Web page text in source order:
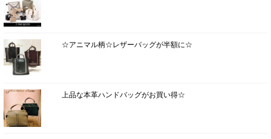
☆アニマル柄☆レザーバッグが半額に☆
上品な本革ハンドバッグがお買い得☆